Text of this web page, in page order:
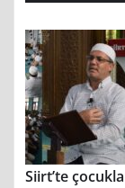
Siirt’te